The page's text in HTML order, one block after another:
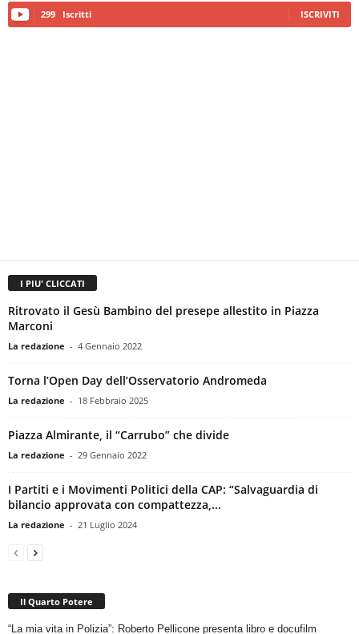
299 Iscritti ISCRIVITI
I PIU' CLICCATI
Ritrovato il Gesù Bambino del presepe allestito in Piazza
Marconi
La redazione - 4 Gennaio 2022
Torna l’Open Day dell’Osservatorio Andromeda
La redazione - 18 Febbraio 2025
Piazza Almirante, il “Carrubo” che divide
La redazione - 29 Gennaio 2022
I Partiti e i Movimenti Politici della CAP: “Salvaguardia di
bilancio approvata con compattezza,...
La redazione - 21 Luglio 2024
Il Quarto Potere
“La mia vita in Polizia”: Roberto Pellicone presenta libro e docufilm